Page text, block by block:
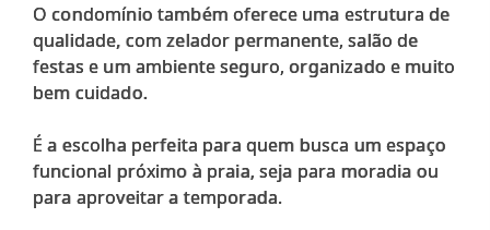
O condomínio também oferece uma estrutura de
qualidade, com zelador permanente, salão de
festas e um ambiente seguro, organizado e muito
bem cuidado.
É a escolha perfeita para quem busca um espaço
funcional próximo à praia, seja para moradia ou